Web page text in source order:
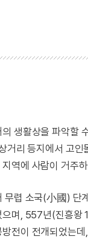
생활상을 파악할
거리 등지에서 고
역에 사람이 거주
무렵 소국(小國) 단
며, 557년(진흥왕
전이 전개되었는